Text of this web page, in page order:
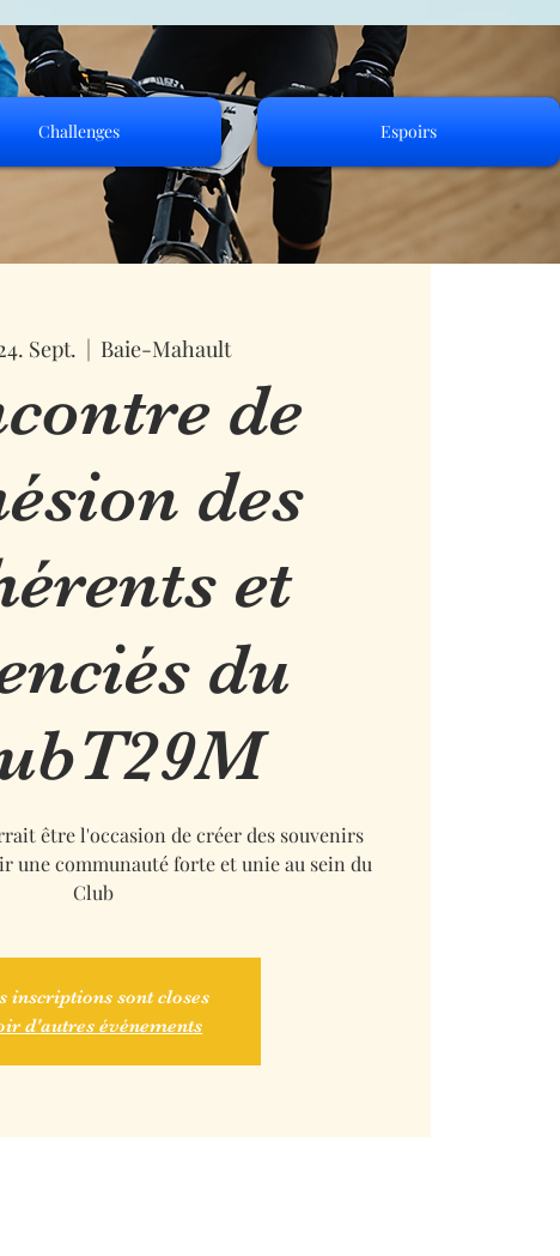
Challenges Espoirs
Sept.
  |
Baie-Mahault
de
des
et
du
être l'occasion de créer des souvenirs
une communauté forte et unie au sein du
Club
inscriptions sont closes
d'autres événements